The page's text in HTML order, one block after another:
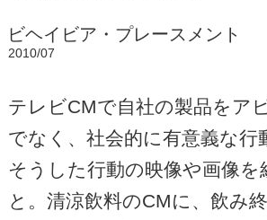
ビヘイビア・プレースメント
2010/07
テレビCMで自社の製品をア
でなく、社会的に有意義な行
そうした行動の映像や画像を
と。清涼飲料のCMに、飲み